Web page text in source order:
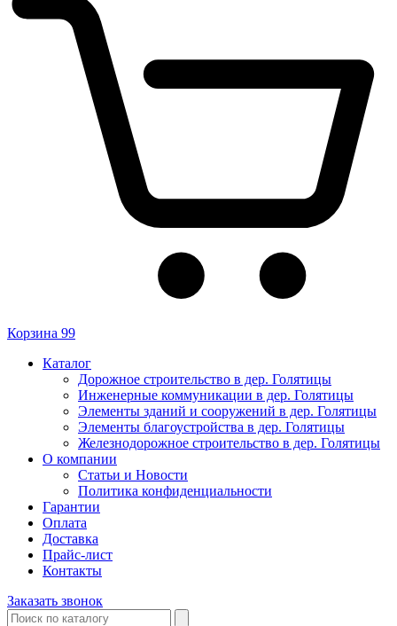
Корзина 99
Каталог
Дорожное строительство в дер. Голятицы
Инженерные коммуникации в дер. Голятицы
Элементы зданий и сооружений в дер. Голятицы
Элементы благоустройства в дер. Голятицы
Железнодорожное строительство в дер. Голятицы
О компании
Статьи и Новости
Политика конфиденциальности
Гарантии
Оплата
Доставка
Прайс-лист
Контакты
Заказать звонок